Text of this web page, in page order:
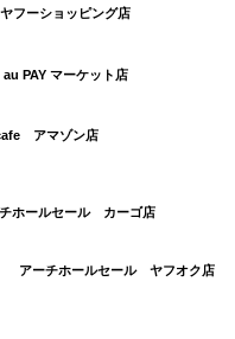
フーショッピング店
PAY マーケット店
アマゾン店
ホールセール カーゴ店
アーチホールセール ヤフオク店